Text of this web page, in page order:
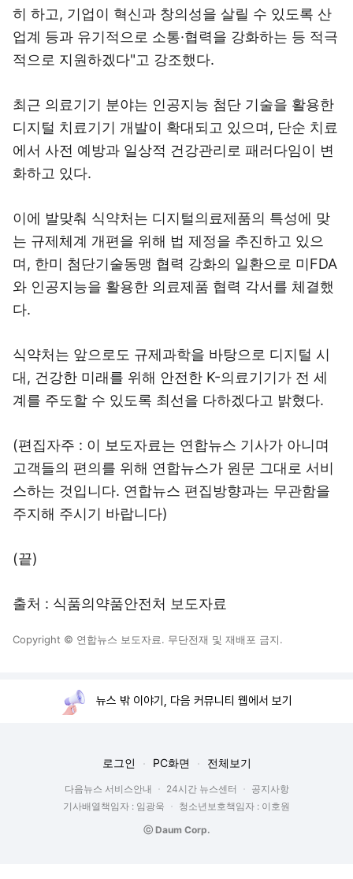
히 하고, 기업이 혁신과 창의성을 살릴 수 있도록 산
업계 등과 유기적으로 소통·협력을 강화하는 등 적극
적으로 지원하겠다"고 강조했다.
최근 의료기기 분야는 인공지능 첨단 기술을 활용한
디지털 치료기기 개발이 확대되고 있으며, 단순 치료
에서 사전 예방과 일상적 건강관리로 패러다임이 변
화하고 있다.
이에 발맞춰 식약처는 디지털의료제품의 특성에 맞
는 규제체계 개편을 위해 법 제정을 추진하고 있으
며, 한미 첨단기술동맹 협력 강화의 일환으로 미FDA
와 인공지능을 활용한 의료제품 협력 각서를 체결했
다.
식약처는 앞으로도 규제과학을 바탕으로 디지털 시
대, 건강한 미래를 위해 안전한 K-의료기기가 전 세
계를 주도할 수 있도록 최선을 다하겠다고 밝혔다.
(편집자주 : 이 보도자료는 연합뉴스 기사가 아니며
고객들의 편의를 위해 연합뉴스가 원문 그대로 서비
스하는 것입니다. 연합뉴스 편집방향과는 무관함을
주지해 주시기 바랍니다)
(끝)
출처 : 식품의약품안전처 보도자료
Copyright © 연합뉴스 보도자료. 무단전재 및 재배포 금지.
뉴스 밖 이야기, 다음 커뮤니티 웹에서 보기
로그인 PC화면 전체보기
다음뉴스 서비스안내 24시간 뉴스센터
공지사항
기사배열책임자 : 임광욱
청소년보호책임자 : 이호원
ⓒ Daum Corp.